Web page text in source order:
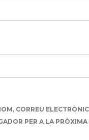
CORREU
PER A LA